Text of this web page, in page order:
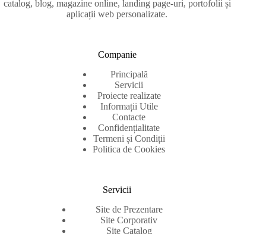
catalog, blog, magazine online, landing page-uri, portofolii și
aplicații web personalizate.
Companie
Principală
Servicii
Proiecte realizate
Informații Utile
Contacte
Confidențialitate
Termeni și Condiții
Politica de Cookies
Servicii
Site de Prezentare
Site Corporativ
Site Catalog